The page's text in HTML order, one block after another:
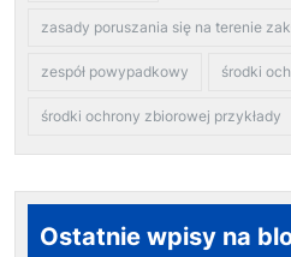
zasady poruszania się na terenie
zespół powypadkowy środki
środki ochrony zbiorowej przykłady
Ostatnie wpisy na